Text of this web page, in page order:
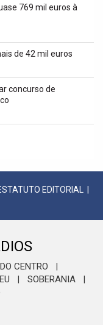
769 mil euros à
de 42 mil euros
concurso de
EDITORIAL
CENTRO
SOBERANIA